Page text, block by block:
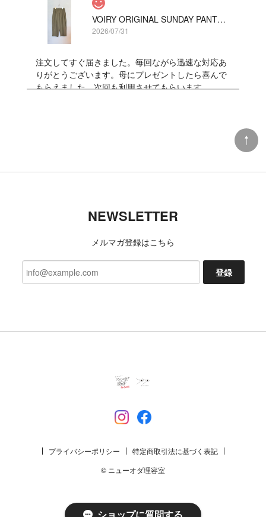
VOIRY ORIGINAL SUNDAY PANTS-C/LINEN COLOR カーキ
2026/07/31
注文してすぐ届きました。毎回ながら迅速な対応あ
りがとうございます。母にプレゼントしたら喜んで
もらえました。次回も利用させてもらいます。
L
今回も、迅速な対応ありがとうございました 新たな
発見、楽しみにしております!
るよう努めます。 今後ともよろしくお
2026/07/02
NEWSLETTER
メルマガ登録はこちら
登録
プライバシーポリシー
特定商取引法に基づく表記
© ニューオダ理容室